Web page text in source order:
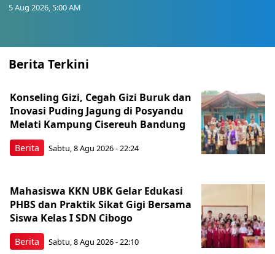
5 Aug 2026, 5:00 AM
Berita Terkini
Berita
Konseling Gizi, Cegah Gizi Buruk dan
Inovasi Puding Jagung di Posyandu
Melati Kampung Cisereuh Bandung
Sabtu, 8 Agu 2026 - 22:24
Berita
Mahasiswa KKN UBK Gelar Edukasi
PHBS dan Praktik Sikat Gigi Bersama
Siswa Kelas I SDN Cibogo
Sabtu, 8 Agu 2026 - 22:10